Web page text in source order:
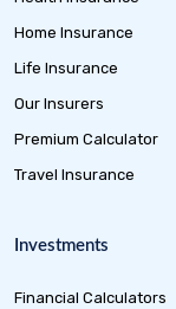
Home Insurance
Life Insurance
Our Insurers
Premium Calculator
Travel Insurance
Investments
Financial Calculators